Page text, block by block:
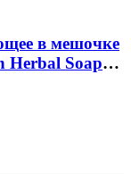
в мешочке
Herbal Soap